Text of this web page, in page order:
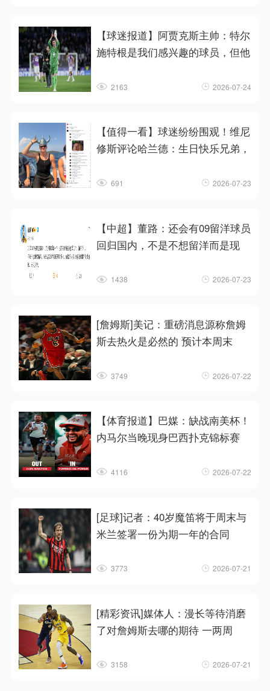
【球迷报道】阿贾克斯主帅：特尔
施特根是我们感兴趣的球员，但他
2163 2026-07-24
【值得一看】球迷纷纷围观！维尼
修斯评论哈兰德：生日快乐兄弟，
691 2026-07-23
【中超】董路：还会有09留洋球员
回归国内，不是不想留洋而是现
1438 2026-07-23
[詹姆斯]美记：重磅消息源称詹姆
斯去热火是必然的 预计本周末
3749 2026-07-22
【体育报道】巴媒：缺战南美杯！
内马尔当晚现身巴西扑克锦标赛
4116 2026-07-22
[足球]记者：40岁魔笛将于周末与
米兰签署一份为期一年的合同
3773 2026-07-21
[精彩资讯]媒体人：漫长等待消磨
了对詹姆斯去哪的期待 一两周
3158 2026-07-21